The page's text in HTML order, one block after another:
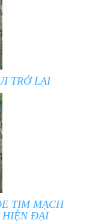
TRỞ LẠI
TIM MẠCH
HIỆN ĐẠI